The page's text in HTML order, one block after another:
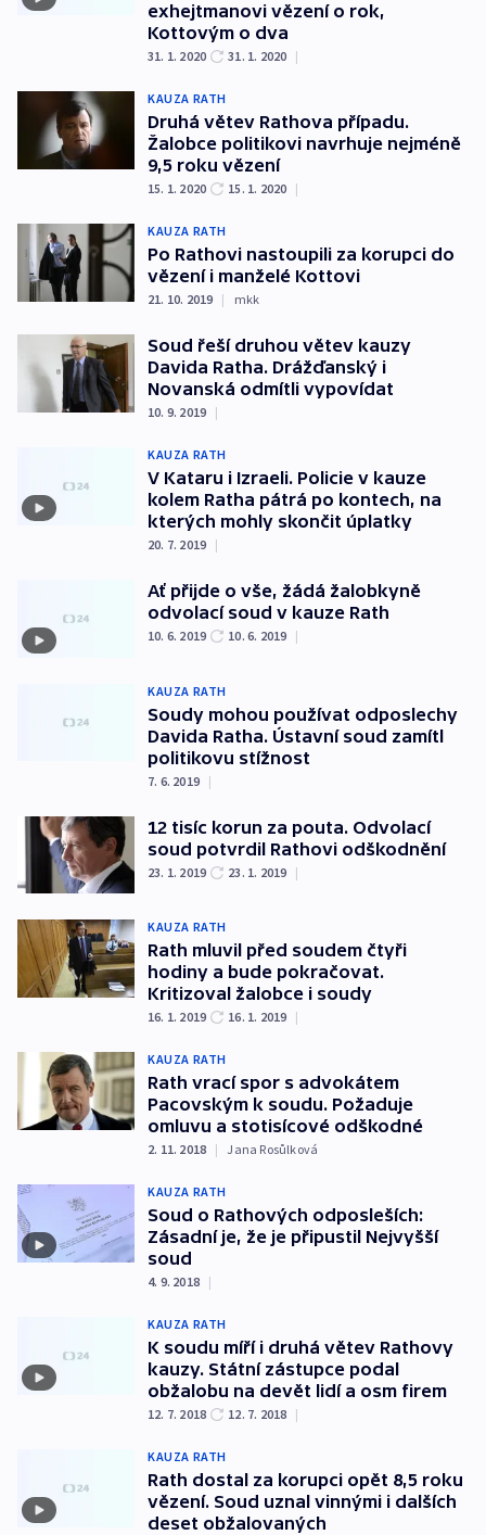
exhejtmanovi vězení o rok,
Kottovým o dva
31. 1. 2020 31. 1. 2020 |
KAUZA RATH
Druhá větev Rathova případu.
Žalobce politikovi navrhuje nejméně
9,5 roku vězení
15. 1. 2020 15. 1. 2020 |
KAUZA RATH
Po Rathovi nastoupili za korupci do
vězení i manželé Kottovi
21. 10. 2019 | mkk
Soud řeší druhou větev kauzy
Davida Ratha. Drážďanský i
Novanská odmítli vypovídat
10. 9. 2019 |
KAUZA RATH
V Kataru i Izraeli. Policie v kauze
kolem Ratha pátrá po kontech, na
kterých mohly skončit úplatky
20. 7. 2019 |
Ať přijde o vše, žádá žalobkyně
odvolací soud v kauze Rath
10. 6. 2019 10. 6. 2019 |
KAUZA RATH
Soudy mohou používat odposlechy
Davida Ratha. Ústavní soud zamítl
politikovu stížnost
7. 6. 2019 |
12 tisíc korun za pouta. Odvolací
soud potvrdil Rathovi odškodnění
23. 1. 2019 23. 1. 2019 |
KAUZA RATH
Rath mluvil před soudem čtyři
hodiny a bude pokračovat.
Kritizoval žalobce i soudy
16. 1. 2019 16. 1. 2019 |
KAUZA RATH
Rath vrací spor s advokátem
Pacovským k soudu. Požaduje
omluvu a stotisícové odškodné
2. 11. 2018 | Jana Rosůlková
KAUZA RATH
Soud o Rathových odposleších:
Zásadní je, že je připustil Nejvyšší
soud
4. 9. 2018 |
KAUZA RATH
K soudu míří i druhá větev Rathovy
kauzy. Státní zástupce podal
obžalobu na devět lidí a osm firem
12. 7. 2018 12. 7. 2018 |
KAUZA RATH
Rath dostal za korupci opět 8,5 roku
vězení. Soud uznal vinnými i dalších
deset obžalovaných